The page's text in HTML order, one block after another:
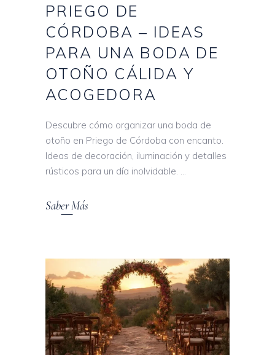
PRIEGO DE
CÓRDOBA – IDEAS
PARA UNA BODA DE
OTOÑO CÁLIDA Y
ACOGEDORA
Descubre cómo organizar una boda de
otoño en Priego de Córdoba con encanto.
Ideas de decoración, iluminación y detalles
rústicos para un día inolvidable.
Saber Más